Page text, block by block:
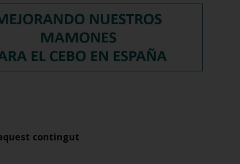
contingut